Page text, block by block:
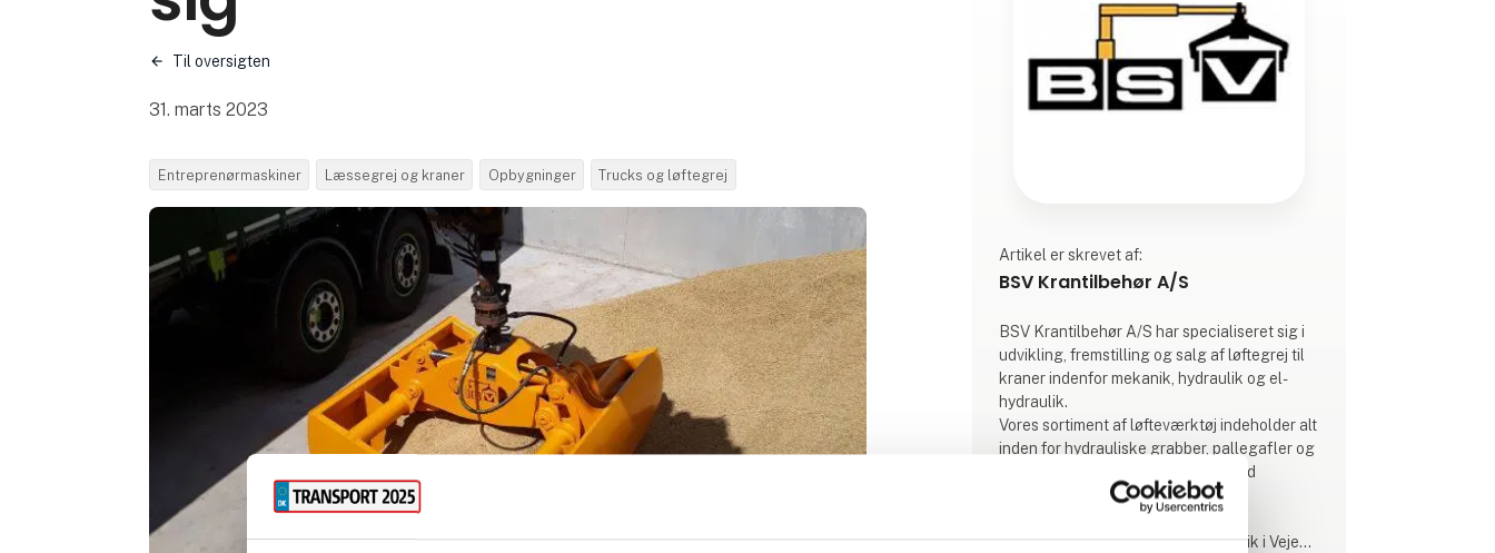
Til oversigten
31. marts 2023
Entreprenørmaskiner Læssegrej og kraner Opbygninger Trucks og løftegrej
Artikel er skrevet af:
BSV Krantilbehør A/S
BSV Krantilbehør A/S har specialiseret sig i
udvikling, fremstilling og salg af løftegrej til
kraner indenfor mekanik, hydraulik og el-
hydraulik.
Vores sortiment af løfteværktøj indeholder alt
inden for hydrauliske grabber, pallegafler og
mekaniske tænger. Udover standard
sortiment, produceres mange
kundetilpassede specialløsninger.
Produktionen foregår på vores fabrik i Vejen